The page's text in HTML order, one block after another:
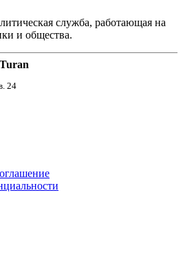
служба, работающая на
и общества.
24